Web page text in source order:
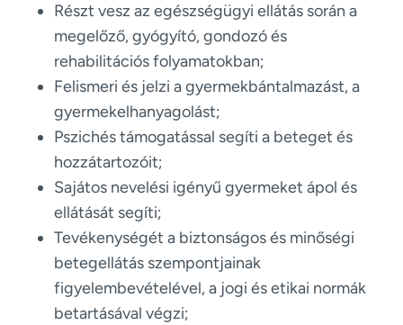
Részt vesz az egészségügyi ellátás során a
megelőző, gyógyító, gondozó és
rehabilitációs folyamatokban;
Felismeri és jelzi a gyermekbántalmazást, a
gyermekelhanyagolást;
Pszichés támogatással segíti a beteget és
hozzátartozóit;
Sajátos nevelési igényű gyermeket ápol és
ellátását segíti;
Tevékenységét a biztonságos és minőségi
betegellátás szempontjainak
figyelembevételével, a jogi és etikai normák
betartásával végzi;